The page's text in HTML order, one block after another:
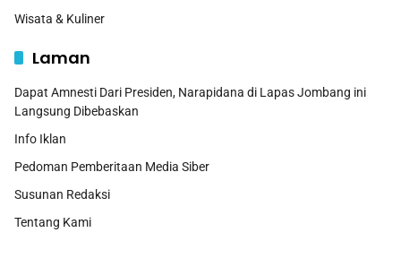
Wisata & Kuliner
Laman
Dapat Amnesti Dari Presiden, Narapidana di Lapas Jombang ini
Langsung Dibebaskan
Info Iklan
Pedoman Pemberitaan Media Siber
Susunan Redaksi
Tentang Kami